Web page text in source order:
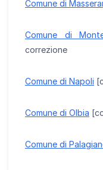
Comune di
Comune di
correzione
Comune di Napoli
Comune di Olbia
Comune di